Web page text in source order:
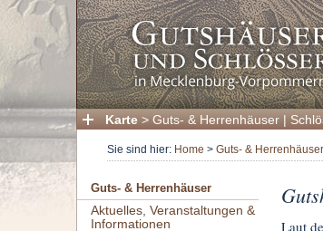
Karte> Guts- & Herrenhäuser|
Sie sind hier: Home > Guts- & Herrenhäuser
Guts- & Herrenhäuser
Aktuelles, Veranstaltungen &
Informationen
Laut